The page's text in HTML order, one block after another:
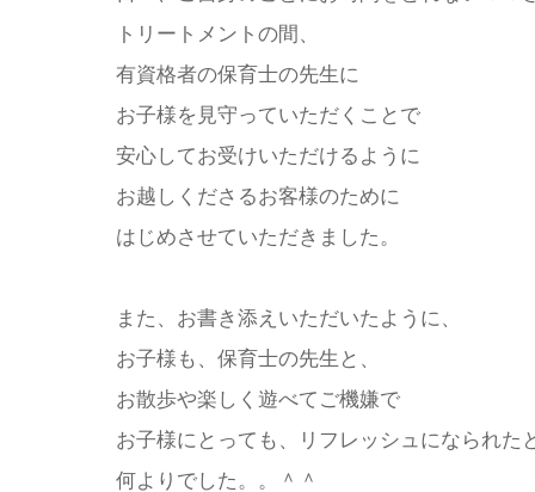
トリートメントの間、
有資格者の保育士の先生に
お子様を見守っていただくことで
安心してお受けいただけるように
お越しくださるお客様のために
はじめさせていただきました。
また、お書き添えいただいたように、
お子様も、保育士の先生と、
お散歩や楽しく遊べてご機嫌で
お子様にとっても、リフレッシュになられた
何よりでした。。＾＾